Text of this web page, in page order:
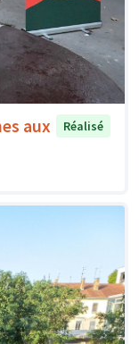
aux
Réalisé